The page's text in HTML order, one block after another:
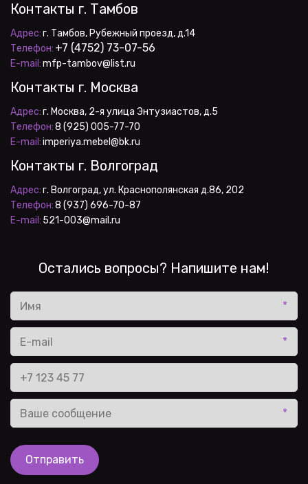
Контакты г. Тамбов
Адрес:
Телефон: +7 (4752) 73-07-56
E-mail: mfp-tambov@list.ru
Контакты г. Москва
Адрес:
Телефон:
E-mail: imperiya.mebel@bk.ru
Контакты г. Волгоград
Адрес:
Телефон:
E-mail: 521-003@mail.ru
Остались вопросы? Напишите нам!
*
*
*
Отправить